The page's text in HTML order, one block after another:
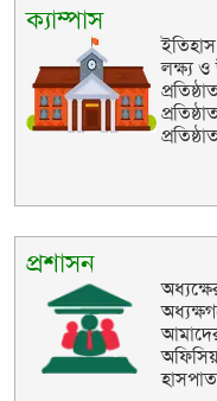
ক্যাম্পাস
ইতিহাস
লক্ষ্য ও
প্রশাসন